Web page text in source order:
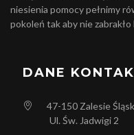
niesienia pomocy pełnimy
pokoleń tak aby nie
DANE
47-150 Zalesie
Ul. Św. Jadwigi 2